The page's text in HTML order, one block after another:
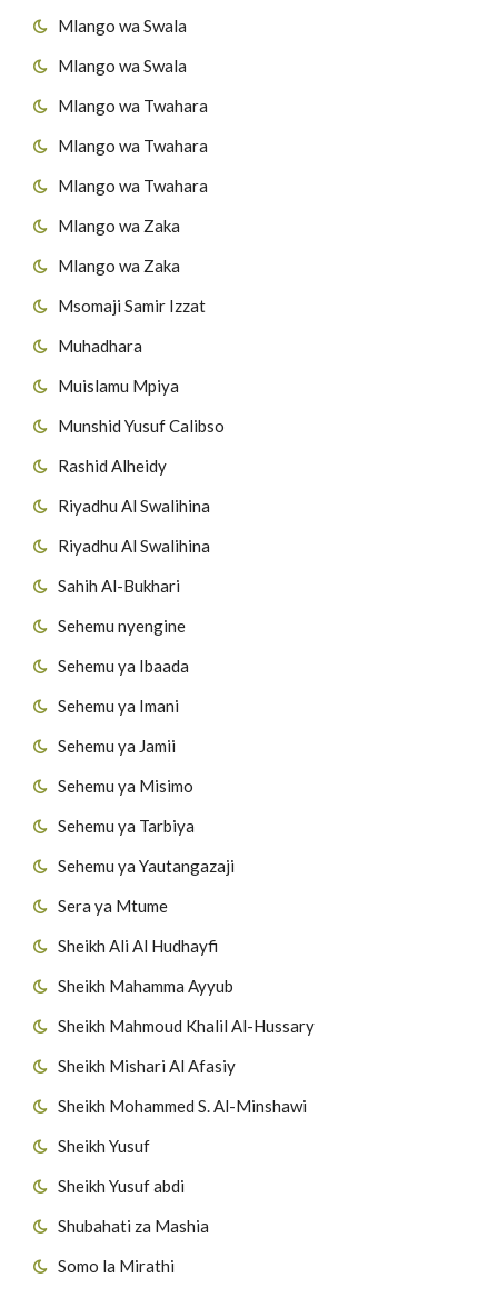
Mlango wa Swala
Mlango wa Swala
Mlango wa Twahara
Mlango wa Twahara
Mlango wa Twahara
Mlango wa Zaka
Mlango wa Zaka
Msomaji Samir Izzat
Muhadhara
Muislamu Mpiya
Munshid Yusuf Calibso
Rashid Alheidy
Riyadhu Al Swalihina
Riyadhu Al Swalihina
Sahih Al-Bukhari
Sehemu nyengine
Sehemu ya Ibaada
Sehemu ya Imani
Sehemu ya Jamii
Sehemu ya Misimo
Sehemu ya Tarbiya
Sehemu ya Yautangazaji
Sera ya Mtume
Sheikh Ali Al Hudhayfi
Sheikh Mahamma Ayyub
Sheikh Mahmoud Khalil Al-Hussary
Sheikh Mishari Al Afasiy
Sheikh Mohammed S. Al-Minshawi
Sheikh Yusuf
Sheikh Yusuf abdi
Shubahati za Mashia
Somo la Mirathi